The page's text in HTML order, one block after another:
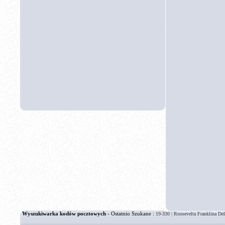
Wyszukiwarka kodów pocztowych - Ostatnio Szukane : 19-330|Roosevelta Franklina